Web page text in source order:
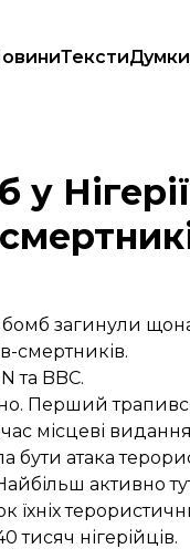
ТекстиДумки
Схоже, це був напад
у
бомб загинули
смертників.
та BBC.
Перший
місцеві
бути атака
активно
їхніх
нігерійців.